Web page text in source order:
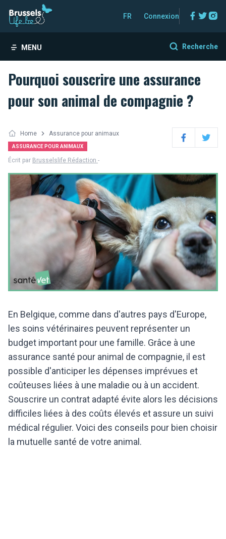
FR Connexion
MENU Recherche
Pourquoi souscrire une assurance
pour son animal de compagnie ?
Home Assurance pour animaux
ASSURANCE POUR ANIMAUX FacebookTwitter
Écrit par Brusselslife Rédaction -
En Belgique, comme dans d'autres pays d'Europe,
les soins vétérinaires peuvent représenter un
budget important pour une famille. Grâce à une
assurance santé pour animal de compagnie, il est
possible d'anticiper les dépenses imprévues et
coûteuses liées à une maladie ou à un accident.
Souscrire un contrat adapté évite alors les décisions
difficiles liées à des coûts élevés et assure un suivi
médical régulier. Voici des conseils pour bien choisir
la mutuelle santé de votre animal.